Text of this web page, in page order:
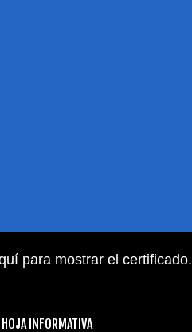
HOJA INFORMATIVA
para mostrar el certificado.